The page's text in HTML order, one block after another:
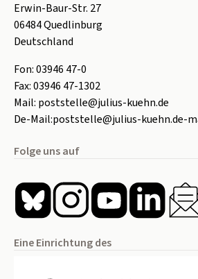
Erwin-Baur-Str. 27
06484Quedlinburg
Deutschland
Fon:03946 47-0
Fax:03946 47-1302
Mail: poststelle@julius-kuehn.de
De-Mail:poststelle@julius-kuehn.de-
Folge uns auf
Eine Einrichtung des